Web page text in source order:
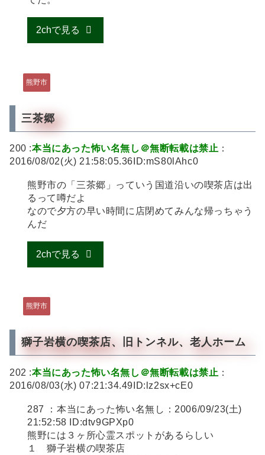
2chで見る
熊野市
三茶郷
200 :本当にあった怖い名無し＠無断転載は禁止 ：
2016/08/02(火) 21:58:05.36ID:mS80lAhc0
熊野市の「三茶郷」っていう国道沿いの喫茶店は出
るって噂だよ
なので夕方の早い時間に店閉めてみんな帰っちゃう
んだ
2chで見る
熊野市
獅子岩横の喫茶店、旧トンネル、老人ホーム
202 :本当にあった怖い名無し＠無断転載は禁止 ：
2016/08/03(水) 07:21:34.49ID:lz2sx+cE0
287 ：本当にあった怖い名無し：2006/09/23(土)
21:52:58 ID:dtv9GPXp0
熊野には３ヶ所心霊スポットがあるらしい
１ 獅子岩横の喫茶店